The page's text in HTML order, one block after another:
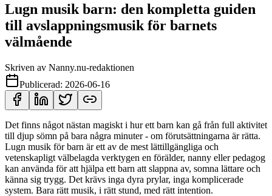
Lugn musik barn: den kompletta guiden
till avslappningsmusik för barnets
välmående
Skriven av Nanny.nu-redaktionen
Publicerad: 2026-06-16
Det finns något nästan magiskt i hur ett barn kan gå från full aktivitet
till djup sömn på bara några minuter - om förutsättningarna är rätta.
Lugn musik för barn är ett av de mest lättillgängliga och
vetenskapligt välbelagda verktygen en förälder, nanny eller pedagog
kan använda för att hjälpa ett barn att slappna av, somna lättare och
känna sig trygg. Det krävs inga dyra prylar, inga komplicerade
system. Bara rätt musik, i rätt stund, med rätt intention.